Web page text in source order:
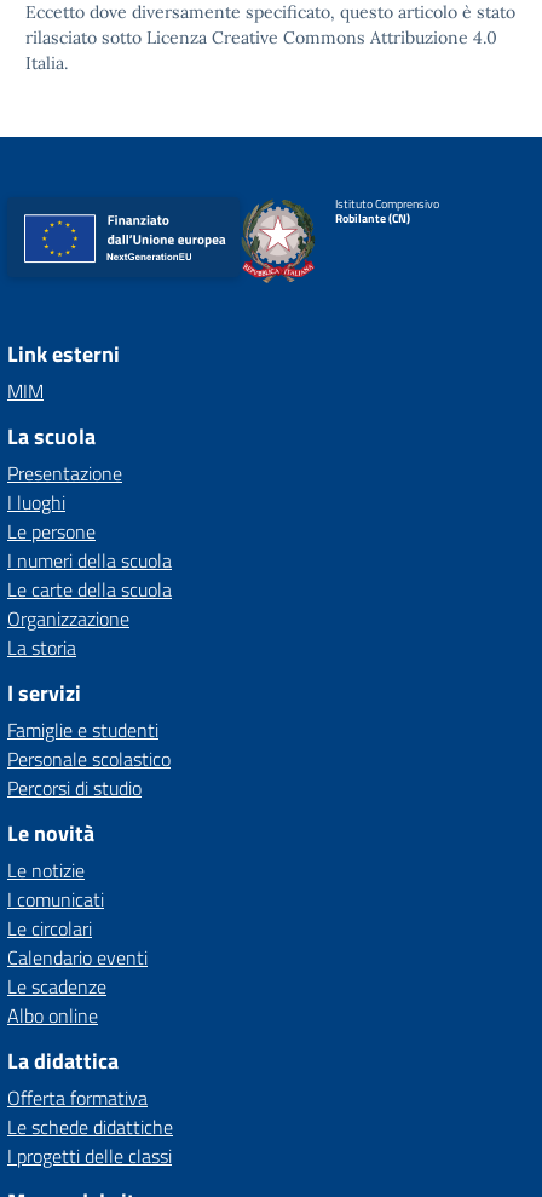
Eccetto dove diversamente specificato, questo articolo è stato
rilasciato sotto Licenza Creative Commons Attribuzione 4.0
Italia.
Istituto Comprensivo
Robilante (CN)
Link esterni
MIM
La scuola
Presentazione
I luoghi
Le persone
I numeri della scuola
Le carte della scuola
Organizzazione
La storia
I servizi
Famiglie e studenti
Personale scolastico
Percorsi di studio
Le novità
Le notizie
I comunicati
Le circolari
Calendario eventi
Le scadenze
Albo online
La didattica
Offerta formativa
Le schede didattiche
I progetti delle classi